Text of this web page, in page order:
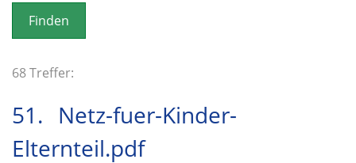
o
n
68 Treffer:
51. Netz-fuer-Kinder-
Elternteil.pdf